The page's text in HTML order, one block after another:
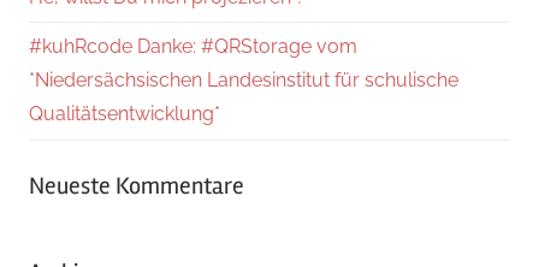
#kuhRcode Danke: #QRStorage vom
*Niedersächsischen Landesinstitut für schulische
Qualitätsentwicklung*
Neueste Kommentare